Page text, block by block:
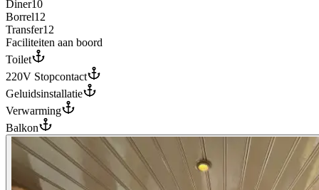
Diner10
Borrel12
Transfer12
Faciliteiten aan boord
Toilet
220V Stopcontact
Geluidsinstallatie
Verwarming
Balkon